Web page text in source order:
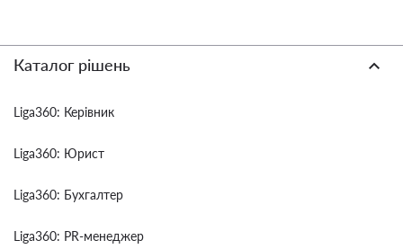
Каталог рішень
Liga360: Керівник
Liga360: Юрист
Liga360: Бухгалтер
Liga360: PR-менеджер